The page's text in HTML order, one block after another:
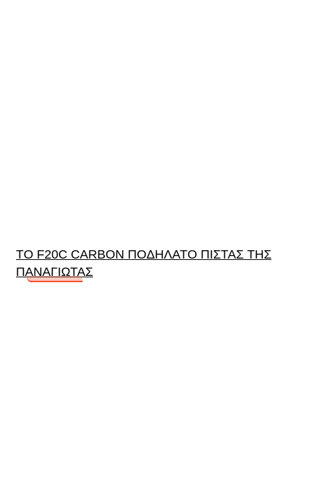
ΤΟ F20C CARBON ΠΟΔΗΛΑΤΟ ΠΙΣΤΑΣ ΤΗΣ
ΠΑΝΑΓΙΩΤΑΣ